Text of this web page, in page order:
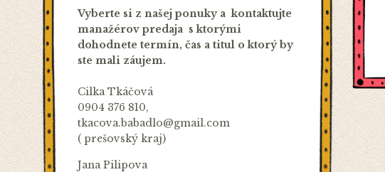
Vyberte si z našej ponuky a kontaktujte
manažérov predaja s ktorými
dohodnete termín, čas a titul o ktorý by
ste mali záujem.
Cilka Tkáčová
0904 376 810,
tkacova.babadlo@gmail.com
( prešovský kraj)
Jana Pilipova